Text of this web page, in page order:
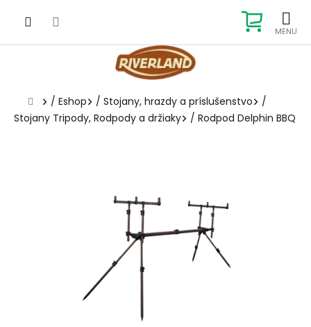
KOŠÍK
Domov
/ Eshop / Stojany, hrazdy a príslušenstvo
/
Stojany Tripody, Rodpody a držiaky
/ Rodpod Delphin BBQ